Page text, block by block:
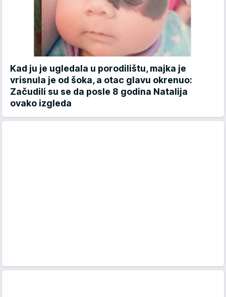
Kad ju je ugledala u porodilištu, majka je
vrisnula je od šoka, a otac glavu okrenuo:
Začudili su se da posle 8 godina Natalija
ovako izgleda